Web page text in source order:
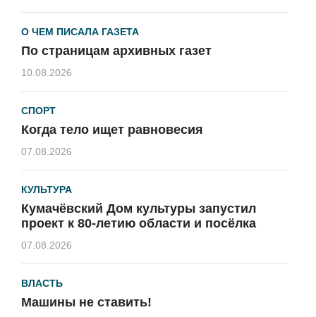
О ЧЕМ ПИСАЛА ГАЗЕТА
По страницам архивных газет
10.08.2026
СПОРТ
Когда тело ищет равновесия
07.08.2026
КУЛЬТУРА
Кумачёвский Дом культуры запустил
проект к 80-летию области и посёлка
07.08.2026
ВЛАСТЬ
Машины не ставить!